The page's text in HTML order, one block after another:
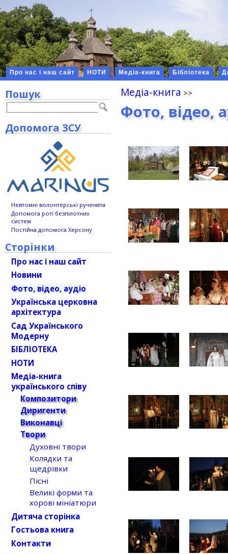
Про нас і наш сайт НОТИ Медіа-книга Бібліотека
Медіа-книга
Фото, відео,
Пошук
Допомога ЗСУ
Невтомні волонтерські рученята
Допомога роті безпілотних
систем
Постійна допомога Херсону
Сторінки
Про нас і наш сайт
Новини
Фото, відео, аудіо
Українська церковна
архітектура
Сад Українського
Модерну
БІБЛІОТЕКА
НОТИ
Медіа-книга
українського співу
Композитори
Диригенти
Виконавці
Твори
Духовні твори
Колядки та
щедрівки
Пісні
Великі форми та
хорові мініатюри
Дитяча сторінка
Гостьова книга
Контакти